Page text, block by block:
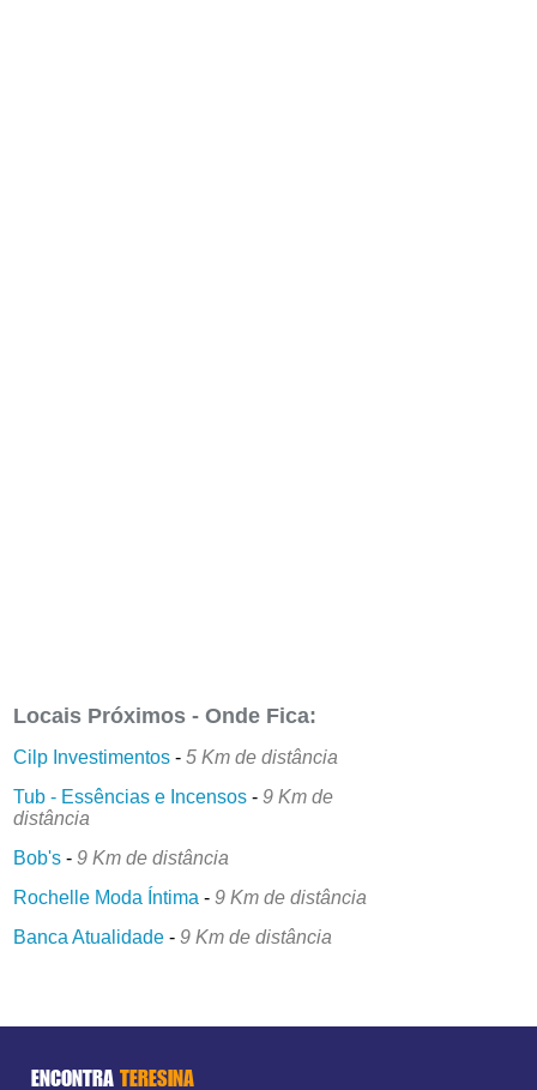
Locais Próximos - Onde Fica:
Cilp Investimentos -5 Km de distância
Tub - Essências e Incensos -9 Km de
distância
Bob's -9 Km de distância
Rochelle Moda Íntima -9 Km de distância
Banca Atualidade -9 Km de distância
ENCONTRA TERESINA